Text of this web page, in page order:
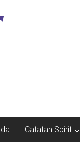
Catatan Spirit